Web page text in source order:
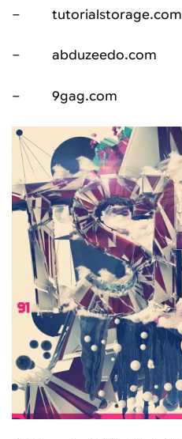
– tutorialstorage.com
– abduzeedo.com
– 9gag.com